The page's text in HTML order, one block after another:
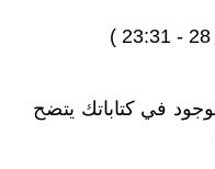
في كتاباتك يتضح